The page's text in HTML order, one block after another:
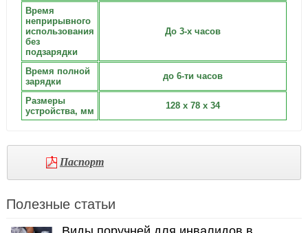
Время
неприрывного
использования
без
подзарядки
До 3-х часов
Время полной
зарядки
до 6-ти часов
Размеры
устройства, мм
128 х 78 х 34
Паспорт
Полезные статьи